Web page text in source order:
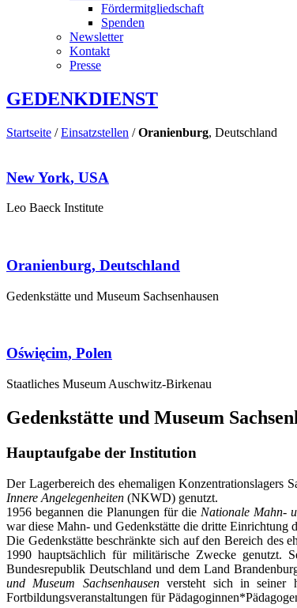
Fördermitgliedschaft
Spenden
Newsletter
Kontakt
Presse
GEDENKDIENST
Startseite /Einsatzstellen /Oranienburg, Deutschland
New York, USA
Leo Baeck Institute
Oranienburg, Deutschland
Gedenkstätte und Museum Sachsenhausen
Oświęcim, Polen
Staatliches Museum Auschwitz-Birkenau
Gedenkstätte und Museum
Hauptaufgabe der Institution
Der Lagerbereich des ehemaligen Konzentrationslagers
Innere Angelegenheiten (NKWD) genutzt.
1956 begannen die Planungen für die Nationale Mahn-
war diese Mahn- und Gedenkstätte die dritte Einrichtung
Die Gedenkstätte beschränkte sich auf den Bereich des
1990 hauptsächlich für militärische Zwecke genutzt.
Bundesrepublik Deutschland und dem Land
und Museum Sachsenhausenversteht sich in seiner
Fortbildungsveranstaltungen für